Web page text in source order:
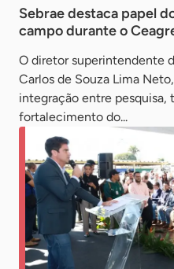
Sebrae destaca papel
campo durante o
O diretor superintendente
Carlos de Souza Lima
integração entre pesquisa,
fortalecimento do...